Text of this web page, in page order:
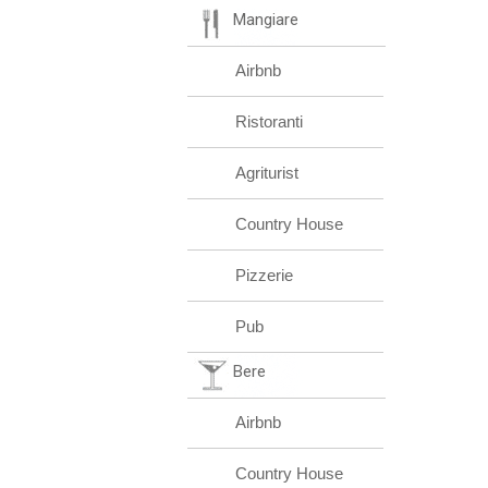
Mangiare
Airbnb
Ristoranti
Agriturist
Country House
Pizzerie
Pub
Bere
Airbnb
Country House